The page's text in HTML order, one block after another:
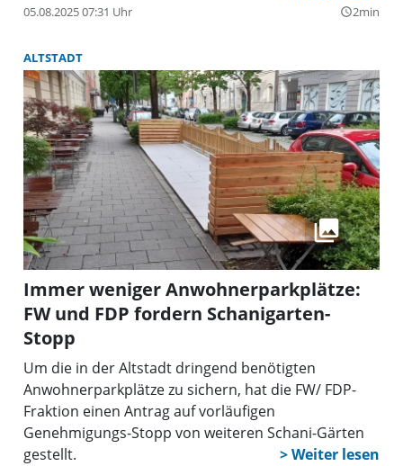
05.08.2025 07:31 Uhr query_builder2min
ALTSTADT
Immer weniger Anwohnerparkplätze:
FW und FDP fordern Schanigarten-
Stopp
Um die in der Altstadt dringend benötigten
Anwohnerparkplätze zu sichern, hat die FW/ FDP-
Fraktion einen Antrag auf vorläufigen
Genehmigungs-Stopp von weiteren Schani-Gärten
gestellt.